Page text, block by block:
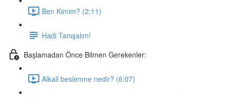
Ben Kimim? (2:11)
Hadi Tanışalım!
Başlamadan Önce Bilmen Gerekenler:
Alkali beslenme nedir? (6:07)